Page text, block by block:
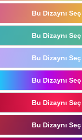
Bu Dizaynı Seç
Bu Dizaynı Seç
Bu Dizaynı Seç
Bu Dizaynı Seç
Bu Dizaynı Seç
Bu Dizaynı Seç